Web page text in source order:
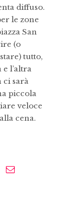
diffuso.
le zone
San
(o
tutto,
l’altra
sarà
piccola
veloce
cena.